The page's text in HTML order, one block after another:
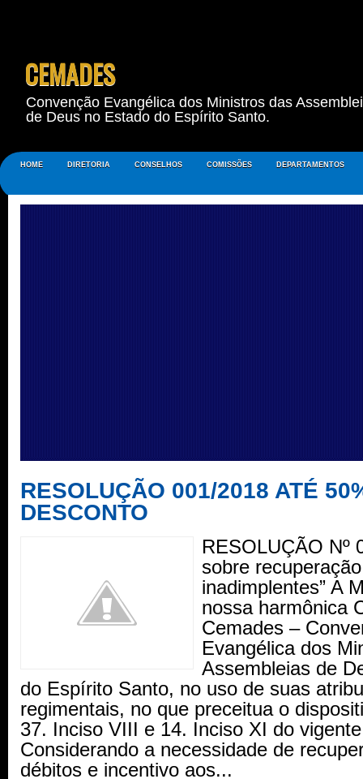
CEMADES
Convenção Evangélica dos Ministros das
de Deus no Estado do Espírito Santo.
HOME DIRETORIA CONSELHOS COMISSÕES DEPARTAMENTOS
RESOLUÇÃO 001/2018 ATÉ
DESCONTO
RESOLUÇÃO Nº
sobre
inadimplentes” A
nossa harmônica
Cemades –
Evangélica dos
Assembleias de
do Espírito Santo, no uso de suas
regimentais, no que preceitua o
37. Inciso VIII e 14. Inciso XI do
Considerando a necessidade de
débitos e incentivo aos...